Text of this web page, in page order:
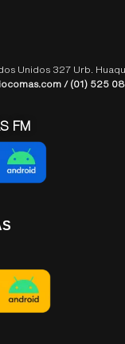
Unidos 327 Urb.
/ (01) 525
FM